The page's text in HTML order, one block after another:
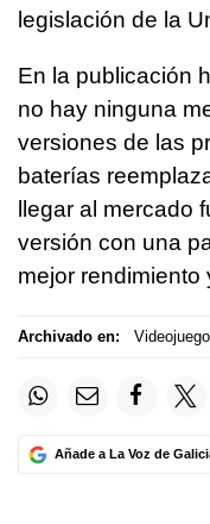
legislación de la
En la publicación
no hay ninguna
versiones de las
baterías
llegar al mercado
versión con una
mejor rendimiento
Archivado en:
Añade a La Voz de